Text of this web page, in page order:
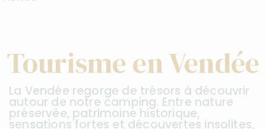
Tourisme en Vendée
La Vendée regorge de trésors à découvrir
autour de notre camping. Entre nature
préservée, patrimoine historique,
sensations fortes et découvertes insolites,